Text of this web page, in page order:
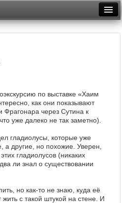
Архив
Фототоп
по выставке «Хаим
как они показывают
Фрагонара через Сутина к
уже далеко не так заметно).
гладиолусы, которые уже
а другие, но похожие. Уверен,
гладиолусов (никаких
ли знал о существовании
но как-то не знаю, куда её
с такой штукой на стене. И